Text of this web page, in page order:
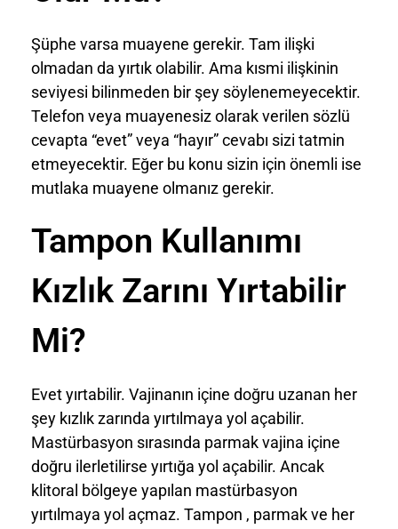
Şüphe varsa muayene gerekir. Tam ilişki
olmadan da yırtık olabilir. Ama kısmi ilişkinin
seviyesi bilinmeden bir şey söylenemeyecektir.
Telefon veya muayenesiz olarak verilen sözlü
cevapta “evet” veya “hayır” cevabı sizi tatmin
etmeyecektir. Eğer bu konu sizin için önemli ise
mutlaka muayene olmanız gerekir.
Tampon Kullanımı
Kızlık Zarını Yırtabilir
Mi?
Evet yırtabilir. Vajinanın içine doğru uzanan her
şey kızlık zarında yırtılmaya yol açabilir.
Mastürbasyon sırasında parmak vajina içine
doğru ilerletilirse yırtığa yol açabilir. Ancak
klitoral bölgeye yapılan mastürbasyon
yırtılmaya yol açmaz. Tampon , parmak ve her